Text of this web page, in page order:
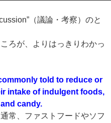
（議論・考察）のと
ろが、よりはっきりわかっ
told to reduce or
intake of indulgent foods,
candy.
常、ファストフードやソフ